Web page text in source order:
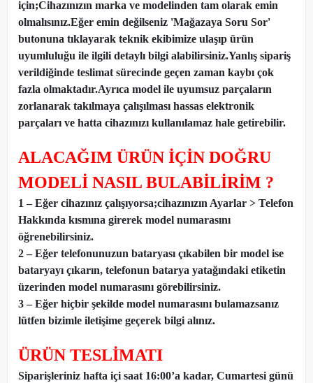
için;Cihazınızın marka ve modelinden tam olarak emin
olmalısınız.Eğer emin değilseniz 'Mağazaya Soru Sor'
butonuna tıklayarak teknik ekibimize ulaşıp ürün
uyumluluğu ile ilgili detaylı bilgi alabilirsiniz.Yanlış sipariş
verildiğinde teslimat sürecinde geçen zaman kaybı çok
fazla olmaktadır.Ayrıca model ile uyumsuz parçaların
zorlanarak takılmaya çalışılması hassas elektronik
parçaları ve hatta cihazınızı kullanılamaz hale getirebilir.
ALACAĞIM ÜRÜN İÇİN DOĞRU
MODELİ NASIL BULABİLİRİM ?
1 – Eğer cihazınız çalışıyorsa;cihazınızın Ayarlar > Telefon
Hakkında kısmına girerek model numarasını
öğrenebilirsiniz.
2 – Eğer telefonunuzun bataryası çıkabilen bir model ise
bataryayı çıkarın, telefonun batarya yatağındaki etiketin
üzerinden model numarasını görebilirsiniz.
3 – Eğer hiçbir şekilde model numarasını bulamazsanız
lütfen bizimle iletişime geçerek bilgi alınız.
ÜRÜN TESLİMATI
Siparişleriniz hafta içi saat 16:00’a kadar, Cumartesi günü